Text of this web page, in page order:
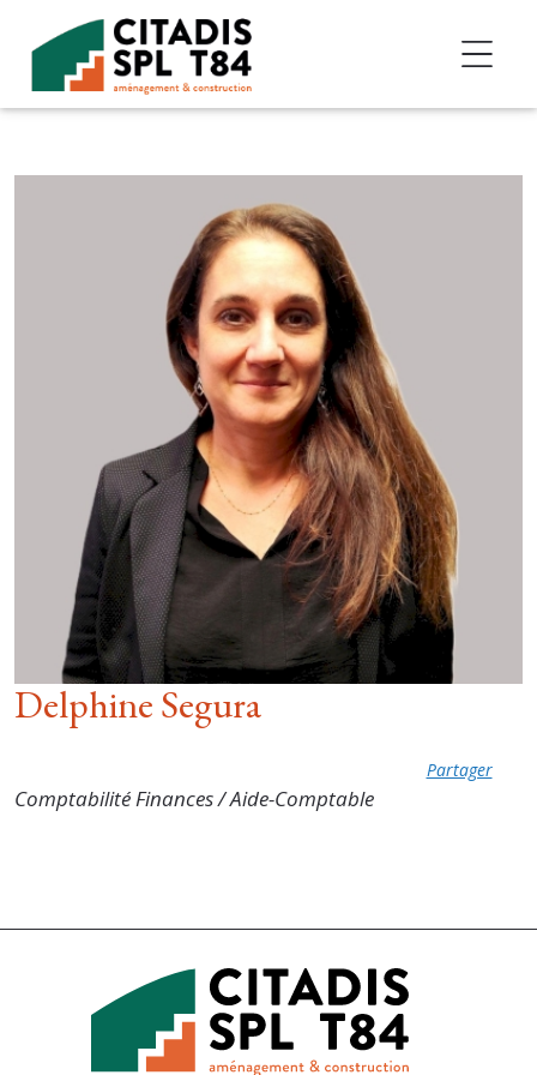
Accéder au contenu
Delphine Segura
Partager
Comptabilité Finances / Aide-Comptable